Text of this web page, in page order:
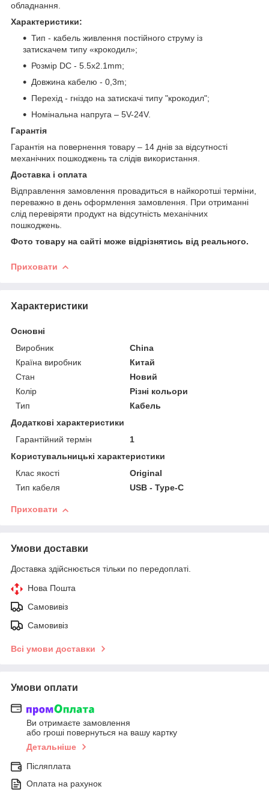
обладнання.
Характеристики:
Тип - кабель живлення постійного струму із
затискачем типу «крокодил»;
Розмір DC - 5.5x2.1mm;
Довжина кабелю - 0,3m;
Перехід - гніздо на затискачі типу "крокодил";
Номінальна напруга – 5V-24V.
Гарантія
Гарантія на повернення товару – 14 днів за відсутності
механічних пошкоджень та слідів використання.
Доставка і оплата
Відправлення замовлення провадиться в найкоротші терміни,
переважно в день оформлення замовлення. При отриманні
слід перевіряти продукт на відсутність механічних
пошкоджень.
Фото товару на сайті може відрізнятись від реального.
Приховати
Характеристики
Основні
Виробник
China
Країна виробник
Китай
Стан
Новий
Колір
Різні кольори
Тип
Кабель
Додаткові характеристики
Гарантійний термін
1
Користувальницькі характеристики
Клас якості
Original
Тип кабеля
USB - Type-C
Приховати
Умови доставки
Доставка здійснюється тільки по передоплаті.
Нова Пошта
Самовивіз
Самовивіз
Всі умови доставки
Умови оплати
Ви отримаєте замовлення
або гроші повернуться на вашу картку
Детальніше
Післяплата
Оплата на рахунок